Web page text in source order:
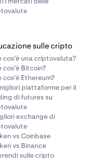
sulle cripto
cos'è una criptovaluta?
cos'è Bitcoin?
cos'è Ethereum?
piattaforme per il
di futures su
exchange di
vs Coinbase
vs Binance
sulle cripto